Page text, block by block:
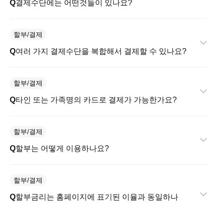
결제수단에는 어떤것들이 있나요?
할부/결제
여러 가지 결제수단을 복합해서 결제할 수 있나요?
할부/결제
타인 또는 가족명의 카드로 결제가 가능한가요?
할부/결제
할부는 어떻게 이용하나요?
할부/결제
할부금리는 홈페이지에 표기된 이율과 동일하나